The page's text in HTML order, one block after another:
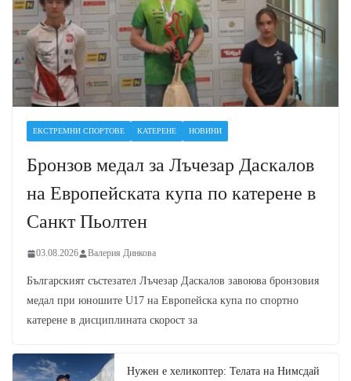
ЕКСТРЕМНИ СПОРТОВЕ КАТЕРЕНЕ НОВИНИ
Бронзов медал за Лъчезар Даскалов
на Европейската купа по катерене в
Санкт Пьолтен
03.08.2026 Валерия Динкова
Българският състезател Лъчезар Даскалов завоюва бронзовия
медал при юношите U17 на Европейска купа по спортно
катерене в дисциплината скорост за
Нужен е хеликоптер: Телата на Нимсдай